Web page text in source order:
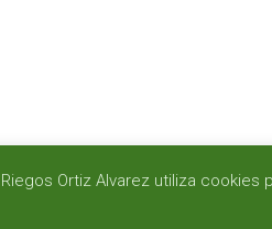
Riegos Ortiz Alvarez utiliza